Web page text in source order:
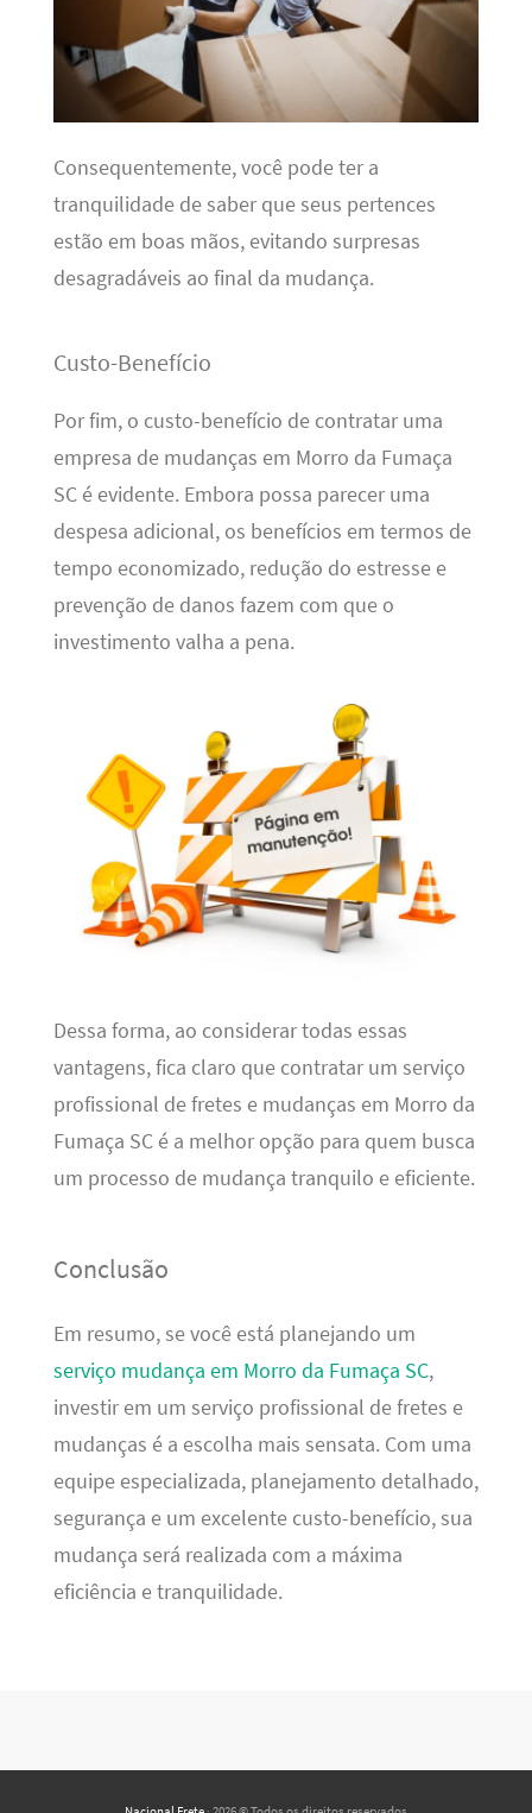
Consequentemente, você pode ter a
tranquilidade de saber que seus pertences
estão em boas mãos, evitando surpresas
desagradáveis ao final da mudança.
Custo-Benefício
Por fim, o custo-benefício de contratar uma
empresa de mudanças em Morro da Fumaça
SC é evidente. Embora possa parecer uma
despesa adicional, os benefícios em termos de
tempo economizado, redução do estresse e
prevenção de danos fazem com que o
investimento valha a pena.
Dessa forma, ao considerar todas essas
vantagens, fica claro que contratar um serviço
profissional de fretes e mudanças em Morro da
Fumaça SC é a melhor opção para quem busca
um processo de mudança tranquilo e eficiente.
Conclusão
Em resumo, se você está planejando um
serviço mudança em Morro da Fumaça SC,
investir em um serviço profissional de fretes e
mudanças é a escolha mais sensata. Com uma
equipe especializada, planejamento detalhado,
segurança e um excelente custo-benefício, sua
mudança será realizada com a máxima
eficiência e tranquilidade.